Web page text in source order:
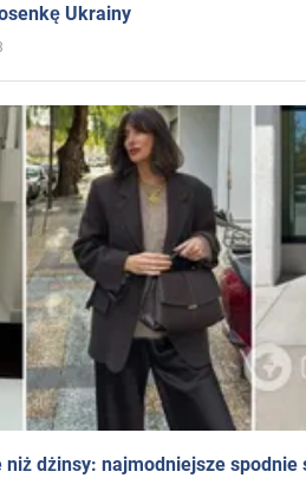
Ukrainy
niż dżinsy: najmodniejsze spodnie